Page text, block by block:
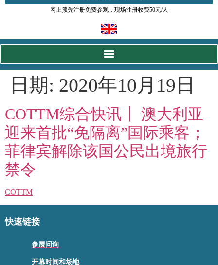
网上预先注册免费参观，现场注册收费50元/人
日期: 2020年10月19日
COTTM综合快讯┃ 澳大利亚
迎来首批“免隔离”国际乘客；
菲律宾解除该国公民出境旅行
禁令
COTTM
快速链接
参展问询
开幕时间和场地